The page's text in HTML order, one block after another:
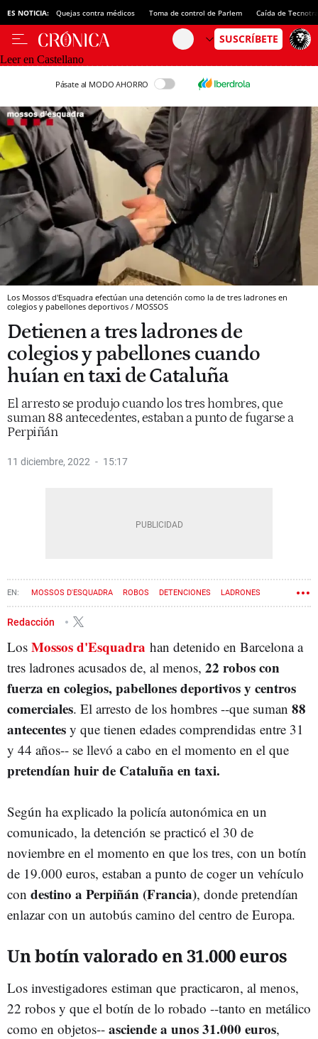
ES NOTICIA: Quejas contra médicos Toma de control de Parlem Caída de
Leer en Castellano
Pásate al MODO AHORRO
Los Mossos d'Esquadra efectúan una detención como la de tres ladrones en
colegios y pabellones deportivos / MOSSOS
Detienen a tres ladrones de
colegios y pabellones cuando
huían en taxi de Cataluña
El arresto se produjo cuando los tres hombres, que
suman 88 antecedentes, estaban a punto de fugarse a
Perpiñán
11 diciembre, 2022 15:17
MOSSOS D'ESQUADRA ROBOS DETENCIONES LADRONES
Redacción
Los Mossos d'Esquadra han detenido en Barcelona a
tres ladrones acusados de, al menos, 22 robos con
fuerza en colegios, pabellones deportivos y centros
comerciales. El arresto de los hombres --que suman 88
antecentes y que tienen edades comprendidas entre 31
y 44 años-- se llevó a cabo en el momento en el que
pretendían huir de Cataluña en taxi.
Según ha explicado la policía autonómica en un
comunicado, la detención se practicó el 30 de
noviembre en el momento en que los tres, con un botín
de 19.000 euros, estaban a punto de coger un vehículo
con destino a Perpiñán (Francia), donde pretendían
enlazar con un autobús camino del centro de Europa.
Un botín valorado en 31.000 euros
Los investigadores estiman que practicaron, al menos,
22 robos y que el botín de lo robado --tanto en metálico
como en objetos-- asciende a unos 31.000 euros,